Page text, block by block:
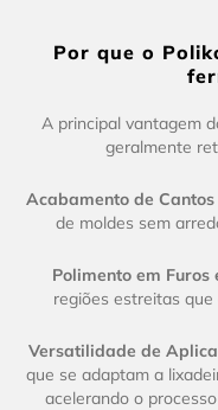
Por que o
A principal vantagem
geralmente
Acabamento de Cantos
de moldes sem
Polimento em Furos
regiões estreitas que
Versatilidade de
que se adaptam a
acelerando o